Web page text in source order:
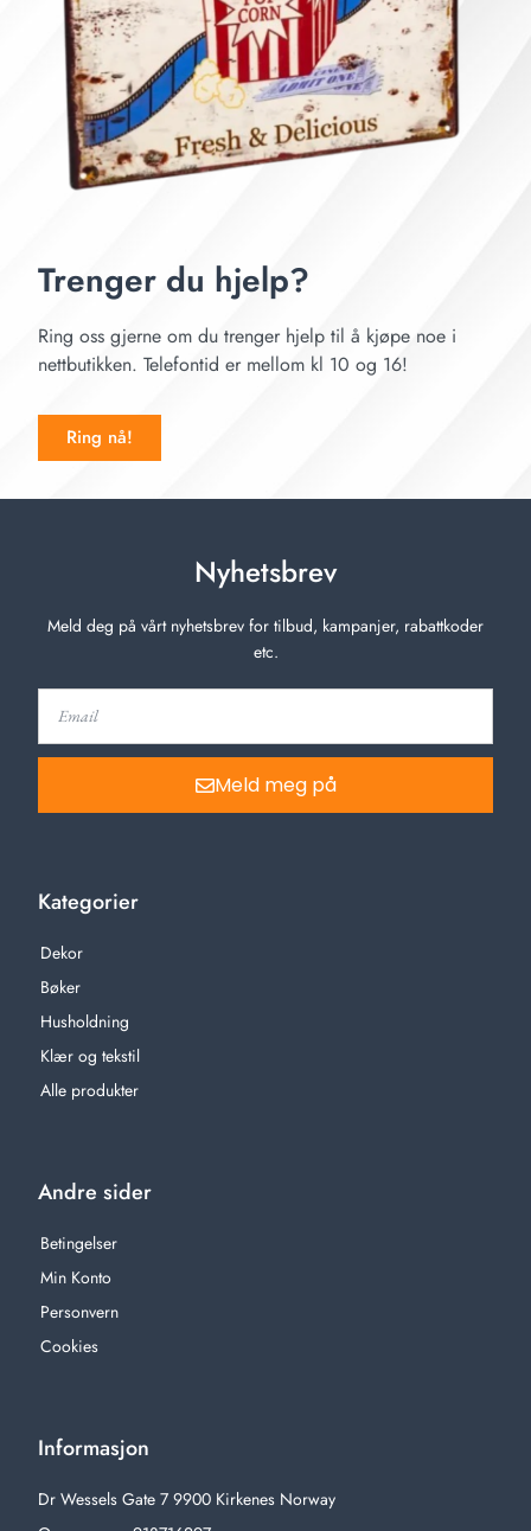
Trenger du hjelp?
Ring oss gjerne om du trenger hjelp til å kjøpe noe i
nettbutikken. Telefontid er mellom kl 10 og 16!
Ring nå!
Nyhetsbrev
Meld deg på vårt nyhetsbrev for tilbud, kampanjer, rabattkoder
etc.
Meld meg på
Kategorier
Dekor
Bøker
Husholdning
Klær og tekstil
Alle produkter
Andre sider
Betingelser
Min Konto
Personvern
Cookies
Informasjon
Dr Wessels Gate 7 9900 Kirkenes Norway